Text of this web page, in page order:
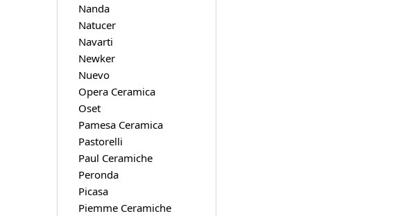
Nanda
Natucer
Navarti
Newker
Nuevo
Opera Ceramica
Oset
Pamesa Ceramica
Pastorelli
Paul Ceramiche
Peronda
Picasa
Piemme Ceramiche